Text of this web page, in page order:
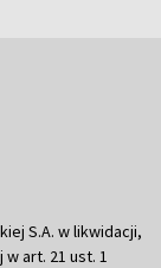
S.A. w likwidacji,
art. 21 ust. 1